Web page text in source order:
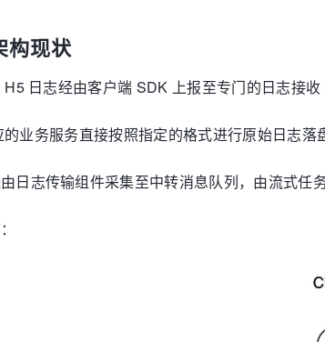
构现状
日志经由客户端 SDK 上报至专门的日志接
业务服务直接按照指定的格式进行原始日志落
日志传输组件采集至中转消息队列，由流式任